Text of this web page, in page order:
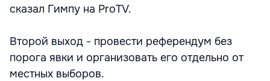
сказал Гимпу на ProTV.
Второй выход - провести референдум без
порога явки и организовать его отдельно от
местных выборов.